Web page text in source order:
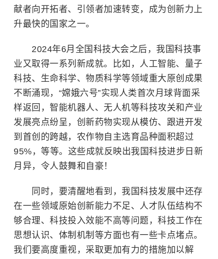
献者向开拓者、引领者加速转变，成为创新力上
升最快的国家之一。
2024年6月全国科技大会之后，我国科技事
业又取得一系列新成就。比如，人工智能、量子
科技、生命科学、物质科学等领域重大原创成果
不断涌现，“嫦娥六号”实现人类首次月球背面采
样返回，智能机器人、无人机等科技攻关和产业
发展亮点纷呈，创新药物实现从模仿、跟进开发
到首创的跨越，农作物自主选育品种面积超过
95%，等等。这些成就反映出我国科技进步日新
月异，令人鼓舞和自豪！
同时，要清醒地看到，我国科技发展中还存
在一些领域原始创新能力不足、人才队伍结构不
够合理、科技投入效能不高等问题，科技工作在
思想认识、体制机制等方面也有一些卡点堵点。
我们要高度重视，采取更加有力的措施加以解